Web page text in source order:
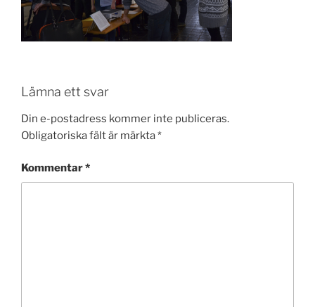
Lämna ett svar
Din e-postadress kommer inte publiceras.
Obligatoriska fält är märkta*
Kommentar*